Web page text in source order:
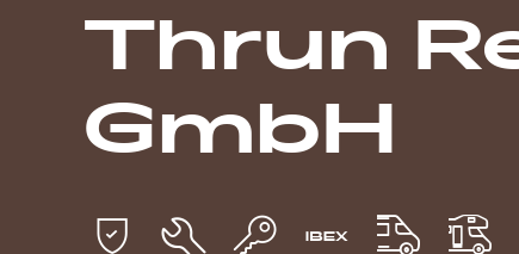
Thrun
GmbH